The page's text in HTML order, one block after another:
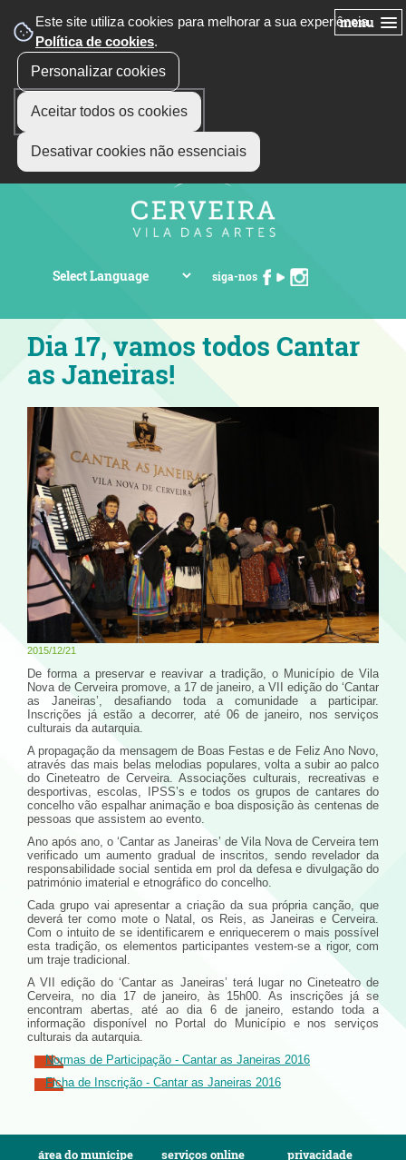
Este site utiliza cookies para melhorar a sua experiência.
Política de cookies.
Personalizar cookies
Aceitar todos os cookies
Desativar cookies não essenciais
menu
siga-nos
Dia 17, vamos todos Cantar
as Janeiras!
2015/12/21
De forma a preservar e reavivar a tradição, o Município de Vila
Nova de Cerveira promove, a 17 de janeiro, a VII edição do ‘Cantar
as Janeiras’, desafiando toda a comunidade a participar.
Inscrições já estão a decorrer, até 06 de janeiro, nos serviços
culturais da autarquia.
A propagação da mensagem de Boas Festas e de Feliz Ano Novo,
através das mais belas melodias populares, volta a subir ao palco
do Cineteatro de Cerveira. Associações culturais, recreativas e
desportivas, escolas, IPSS’s e todos os grupos de cantares do
concelho vão espalhar animação e boa disposição às centenas de
pessoas que assistem ao evento.
Ano após ano, o ‘Cantar as Janeiras’ de Vila Nova de Cerveira tem
verificado um aumento gradual de inscritos, sendo revelador da
responsabilidade social sentida em prol da defesa e divulgação do
património imaterial e etnográfico do concelho.
Cada grupo vai apresentar a criação da sua própria canção, que
deverá ter como mote o Natal, os Reis, as Janeiras e Cerveira.
Com o intuito de se identificarem e enriquecerem o mais possível
esta tradição, os elementos participantes vestem-se a rigor, com
um traje tradicional.
A VII edição do ‘Cantar as Janeiras’ terá lugar no Cineteatro de
Cerveira, no dia 17 de janeiro, às 15h00. As inscrições já se
encontram abertas, até ao dia 6 de janeiro, estando toda a
informação disponível no Portal do Município e nos serviços
culturais da autarquia.
Normas de Participação - Cantar as Janeiras 2016
Ficha de Inscrição - Cantar as Janeiras 2016
área do munícipe serviços online privacidade